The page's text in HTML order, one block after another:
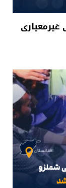
غیرمعیاری